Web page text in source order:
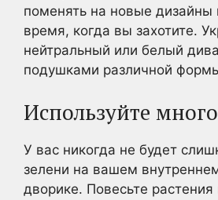
поменять на новые дизайны
время, когда вы захотите.
нейтральный или белый
подушками различной
Используйте
У вас никогда не будет
зелени на вашем
дворике. Повесьте